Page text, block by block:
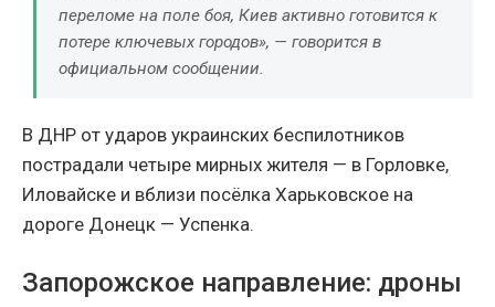
переломе на поле боя, Киев активно готовится к
потере ключевых городов», — говорится в
официальном сообщении.
В ДНР от ударов украинских беспилотников
пострадали четыре мирных жителя — в Горловке,
Иловайске и вблизи посёлка Харьковское на
дороге Донецк — Успенка.
Запорожское направление: дроны